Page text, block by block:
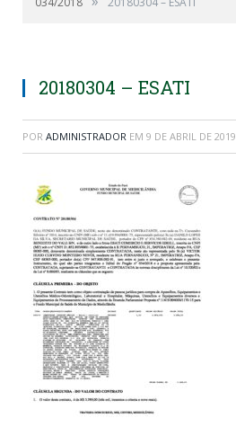
20180304 – ESATI
POR ADMINISTRADOR EM 9 DE ABRIL DE 2019